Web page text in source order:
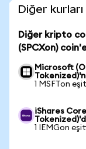
Diğer
Diğer kripto
(SPCXon)
Microsoft
1 MSFTon
iShares
1 IEMGon